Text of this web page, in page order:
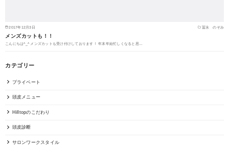
2017年12月3日 冨永 のぞみ
メンズカットも！！
こんにちは^_^ メンズカットも受け付けしております！ 年末年始忙しくなると思…
カテゴリー
プライベート
頭皮メニュー
Hilltopのこだわり
頭皮診断
サロンワークスタイル